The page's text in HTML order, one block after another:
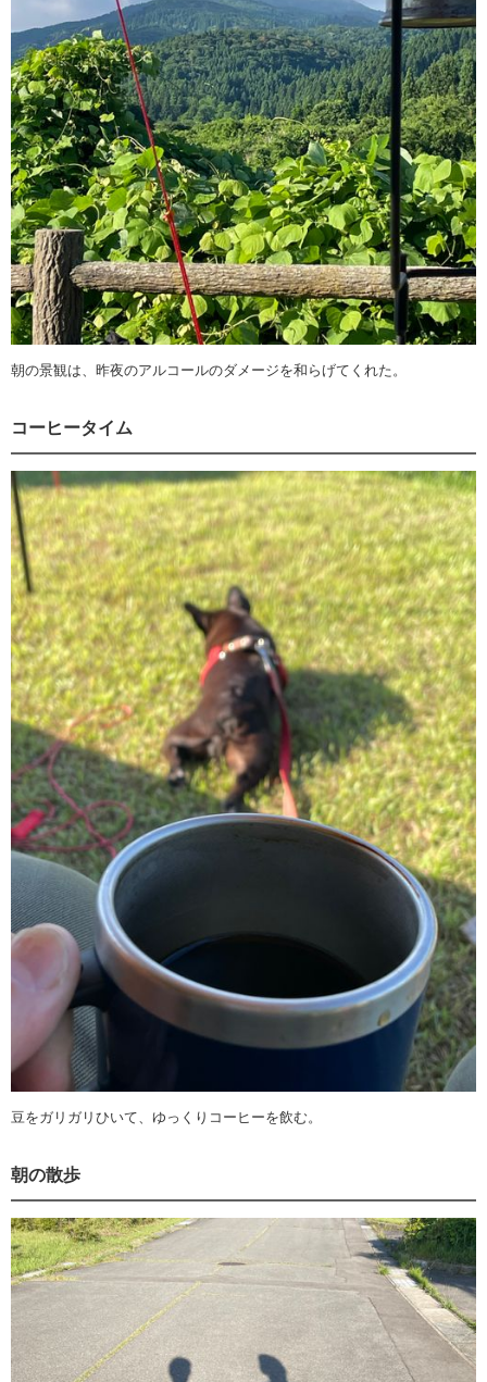
朝の景観は、昨夜のアルコールのダメージを和らげてくれた。
コーヒータイム
豆をガリガリひいて、ゆっくりコーヒーを飲む。
朝の散歩